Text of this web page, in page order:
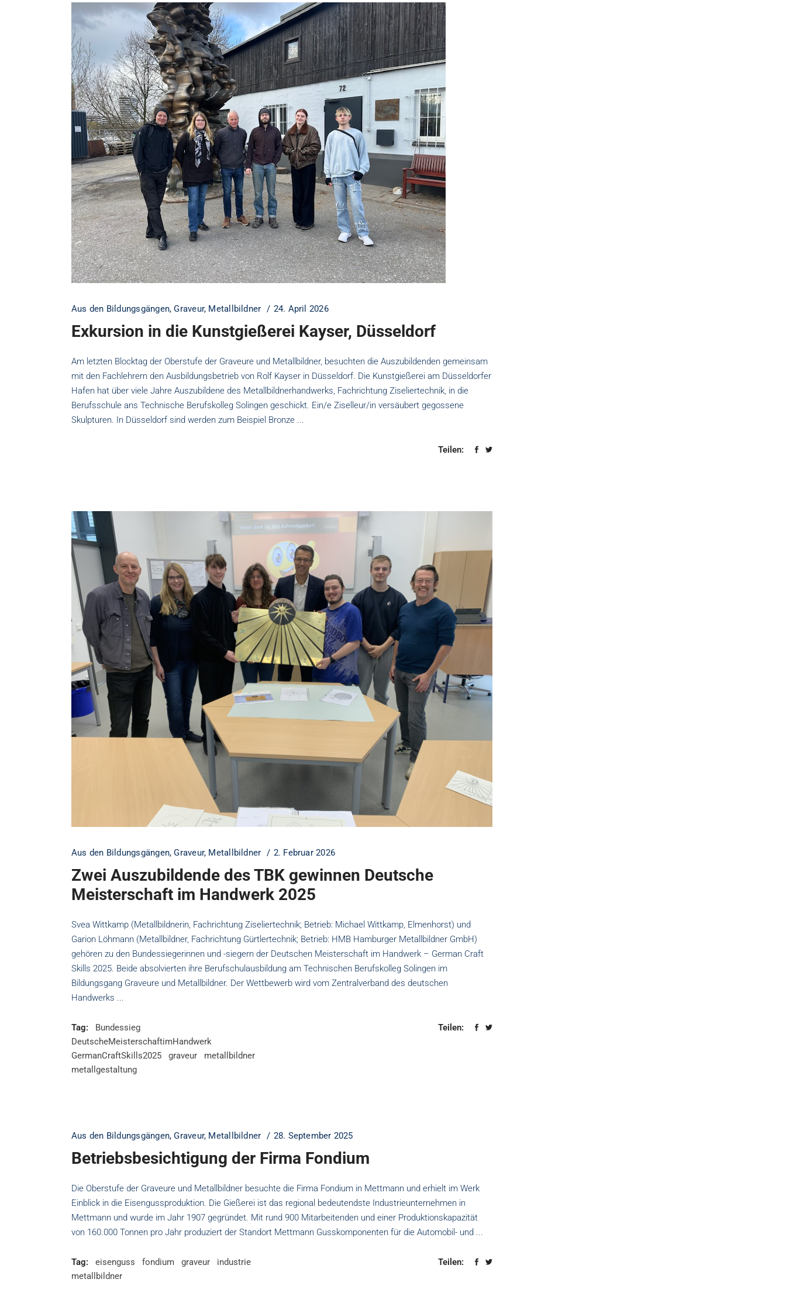
Aus den Bildungsgängen,Graveur, Metallbildner 24. April 2026
Exkursion in die Kunstgießerei Kayser, Düsseldorf
Am letzten Blocktag der Oberstufe der Graveure und Metallbildner, besuchten die Auszubildenden gemeinsam
mit den Fachlehrern den Ausbildungsbetrieb von Rolf Kayser in Düsseldorf. Die Kunstgießerei am Düsseldorfer
Hafen hat über viele Jahre Auszubildene des Metallbildnerhandwerks, Fachrichtung Ziseliertechnik, in die
Berufsschule ans Technische Berufskolleg Solingen geschickt. Ein/e Ziselleur/in versäubert gegossene
Skulpturen. In Düsseldorf sind werden zum Beispiel Bronze
Teilen:
Aus den Bildungsgängen,Graveur, Metallbildner 2. Februar 2026
Zwei Auszubildende des TBK gewinnen Deutsche
Meisterschaft im Handwerk 2025
Svea Wittkamp (Metallbildnerin, Fachrichtung Ziseliertechnik; Betrieb: Michael Wittkamp, Elmenhorst) und
Garion Löhmann (Metallbildner, Fachrichtung Gürtlertechnik; Betrieb: HMB Hamburger Metallbildner GmbH)
gehören zu den Bundessiegerinnen und -siegern der Deutschen Meisterschaft im Handwerk – German Craft
Skills 2025. Beide absolvierten ihre Berufschulausbildung am Technischen Berufskolleg Solingen im
Bildungsgang Graveure und Metallbildner. Der Wettbewerb wird vom Zentralverband des deutschen
Handwerks
Tag:
Bundessieg
DeutscheMeisterschaftimHandwerk
GermanCraftSkills2025
graveur
metallbildner
metallgestaltung
Teilen:
Aus den Bildungsgängen,Graveur, Metallbildner 28. September 2025
Betriebsbesichtigung der Firma Fondium
Die Oberstufe der Graveure und Metallbildner besuchte die Firma Fondium in Mettmann und erhielt im Werk
Einblick in die Eisengussproduktion. Die Gießerei ist das regional bedeutendste Industrieunternehmen in
Mettmann und wurde im Jahr 1907 gegründet. Mit rund 900 Mitarbeitenden und einer Produktionskapazität
von 160.000 Tonnen pro Jahr produziert der Standort Mettmann Gusskomponenten für die Automobil- und
Tag: eisenguss fondium graveur
industrie
metallbildner
Teilen: